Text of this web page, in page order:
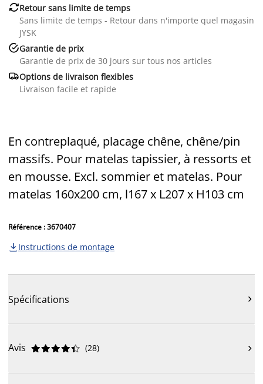
Retour sans limite de temps
Sans limite de temps - Retour dans n'importe quel magasin
JYSK
Garantie de prix
Garantie de prix de 30 jours sur tous nos articles
Options de livraison flexibles
Livraison facile et rapide
En contreplaqué, placage chêne, chêne/pin
massifs. Pour matelas tapissier, à ressorts et
en mousse. Excl. sommier et matelas. Pour
matelas 160x200 cm, l167 x L207 x H103 cm
Référence : 3670407
 Instructions de montage
Spécifications 
Avis 




 (28) 